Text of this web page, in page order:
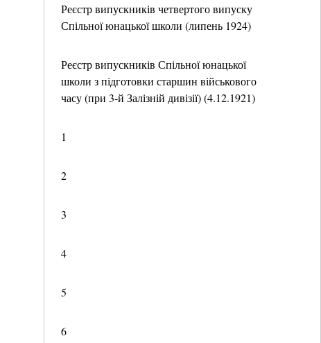
Реєстр випускників четвертого випуску
Спільної юнацької школи (липень 1924)
Реєстр випускників Спільної юнацької
школи з підготовки старшин військового
часу (при 3-й Залізній дивізії) (4.12.1921)
1
2
3
4
5
6